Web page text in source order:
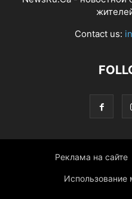
Contact us:
Реклама на сайте
Использование